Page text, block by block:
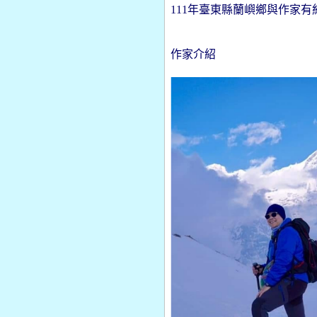
111年臺東縣蘭嶼鄉與作家有
作家介紹